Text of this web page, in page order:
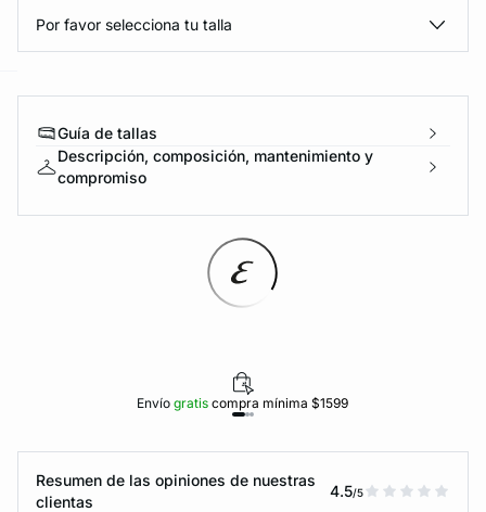
ahora
Por favor selecciona tu talla
Guía de tallas
Descripción, composición, mantenimiento y
compromiso
Envíogratiscompra mínima $1599
Resumen de las opiniones de nuestras
clientas
4.5/5